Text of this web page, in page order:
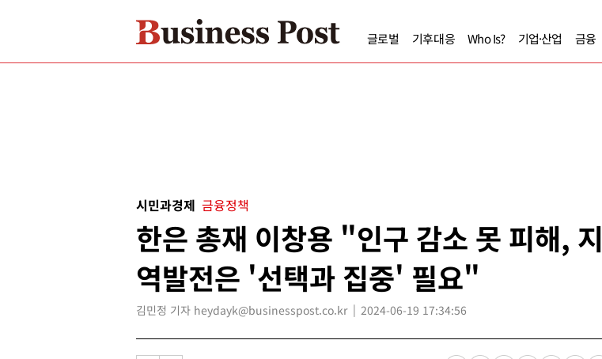
글로벌 기후대응 Who Is? 기업·산업 금융
시민과경제 금융정책
한은 총재 이창용 "인구 감소 못 피해, 지
역발전은 '선택과 집중' 필요"
김민정 기자 heydayk@businesspost.co.kr 2024-06-19 17:34:56